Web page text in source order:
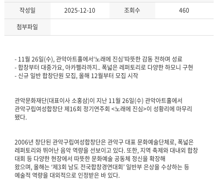
작성일 2025-12-10 조회수
460
첨부파일
- 11월 26일(수), 관악아트홀에서‘노래에 진심’따뜻한 감동 전하며 성료
- 합창부터 대중가요, 아카펠라까지.. 폭넓은 레퍼토리로 다양한 하모니 구현
- 신규 일반 합창단원 모집, 올해 12월부터 모집 시작
관악문화재단(대표이사 소홍삼)이 지난 11월 26일(수) 관악아트홀에서
관악구립여성합창단 제16회 정기연주회 <노래에 진심>이 성황리에 마무리
됐다.
2006년 창단된 관악구립여성합창단은 관악구 대표 문화예술단체로, 폭넓은
레퍼토리와 뛰어난 음악 역량을 선보이고 있다. 또한, 지역 축제와 대내외 합창
대회 등 다양한 현장에서 따뜻한 문화예술 공동체 정신을 확장해
왔으며, 올해는 ‘제3회 남도 전국합창경연대회’ 일반부 은상을 수상하는 등
예술적 역량을 대외적으로 인정받은 바 있다.